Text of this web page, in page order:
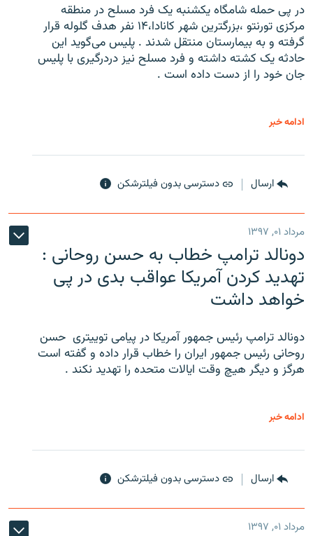
در پی حمله شامگاه یکشنبه یک فرد مسلح در منطقه
مرکزی تورنتو ،‌بزرگترین شهر کانادا،۱۴ نفر هدف گلوله قرار
گرفته و به بیمارستان منتقل شدند . پلیس می‌گوید این
حادثه یک کشته داشته و فرد مسلح نیز دردرگیری با پلیس
جان خود را از دست داده است .
ادامه خبر
ارسال دسترسی بدون فیلترشکن
مرداد ۰۱, ۱۳۹۷
دونالد ترامپ خطاب به حسن روحانی :
تهدید کردن آمریکا عواقب بدی در پی
خواهد داشت
دونالد ترامپ رئیس جمهور آمریکا در پیامی توییتری ‌ حسن
روحانی رئیس جمهور ایران را خطاب قرار داده و گفته است
هرگز و دیگر هیچ وقت ایالات متحده را تهدید نکند .
ادامه خبر
ارسال دسترسی بدون فیلترشکن
مرداد ۰۱, ۱۳۹۷